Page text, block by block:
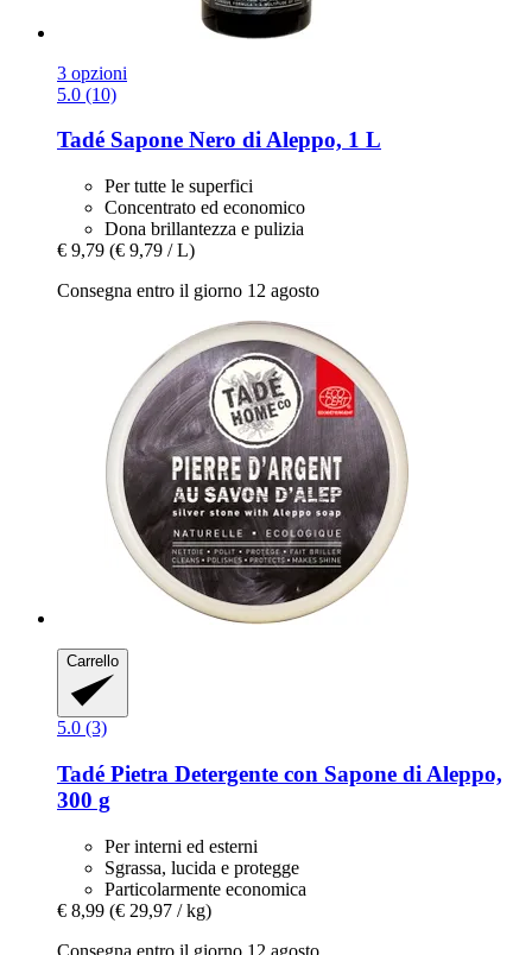
3 opzioni
5.0 (10)
Tadé Sapone Nero di Aleppo, 1 L
Per tutte le superfici
Concentrato ed economico
Dona brillantezza e pulizia
€ 9,79 (€ 9,79 / L)
Consegna entro il giorno 12 agosto
Carrello
5.0 (3)
Tadé Pietra Detergente con Sapone di Aleppo,
300 g
Per interni ed esterni
Sgrassa, lucida e protegge
Particolarmente economica
€ 8,99 (€ 29,97 / kg)
Consegna entro il giorno 12 agosto